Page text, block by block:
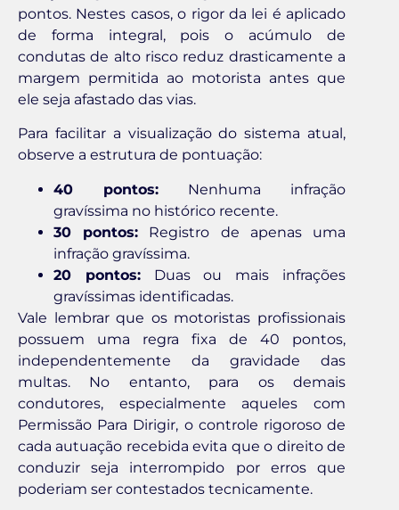
pontos. Nestes casos, o rigor da lei é aplicado
de forma integral, pois o acúmulo de
condutas de alto risco reduz drasticamente a
margem permitida ao motorista antes que
ele seja afastado das vias.
Para facilitar a visualização do sistema atual,
observe a estrutura de pontuação:
40 pontos: Nenhuma infração
gravíssima no histórico recente.
30 pontos: Registro de apenas uma
infração gravíssima.
20 pontos:Duas ou mais infrações
gravíssimas identificadas.
Vale lembrar que os motoristas profissionais
possuem uma regra fixa de 40 pontos,
independentemente da gravidade das
multas. No entanto, para os demais
condutores, especialmente aqueles com
Permissão Para Dirigir, o controle rigoroso de
cada autuação recebida evita que o direito de
conduzir seja interrompido por erros que
poderiam ser contestados tecnicamente.